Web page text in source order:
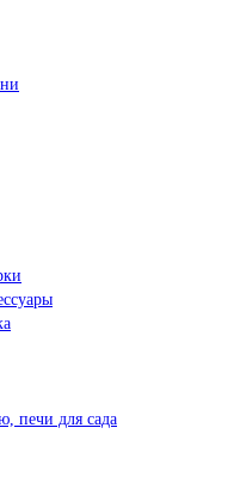
печи для сада